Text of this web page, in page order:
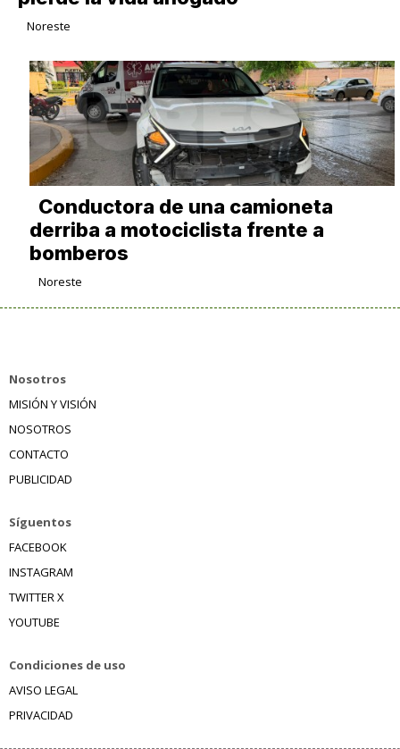
Noreste
Conductora de una camioneta
derriba a motociclista frente a
bomberos
Noreste
Nosotros
MISIÓN Y VISIÓN
NOSOTROS
CONTACTO
PUBLICIDAD
Síguentos
FACEBOOK
INSTAGRAM
TWITTER X
YOUTUBE
Condiciones de uso
AVISO LEGAL
PRIVACIDAD